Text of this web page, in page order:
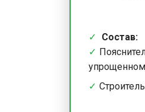
Состав: